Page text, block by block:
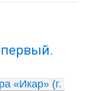
«Икар» (г.